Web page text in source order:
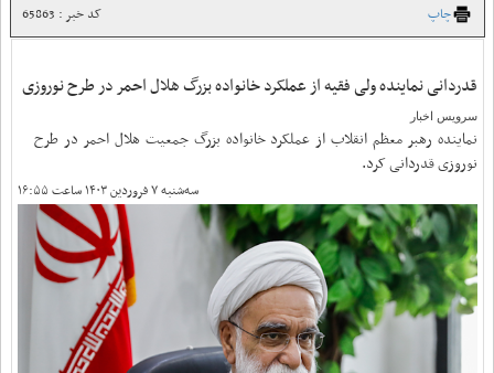
چاپ کد خبر : 65863
قدردانی نماینده ولی فقیه از عملکرد خانواده بزرگ هلال احمر در طرح نوروزی
سرویس اخبار
نماینده رهبر معظم انقلاب از عملکرد خانواده بزرگ جمعیت هلال احمر در طرح
نوروزی قدردانی کرد.
سه‌شنبه ۷ فروردین ۱۴۰۳ ساعت ۱۶:۵۵